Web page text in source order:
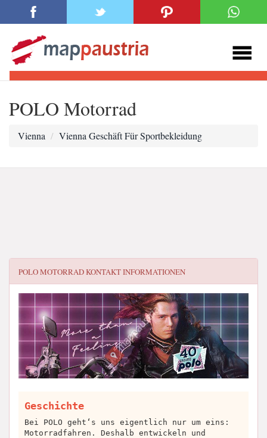
POLO Motorrad
Vienna Vienna Geschäft Für Sportbekleidung
POLO MOTORRADKONTAKT INFORMATIONEN
Geschichte
Bei POLO geht‘s uns eigentlich nur um eins:
Motorradfahren. Deshalb entwickeln und